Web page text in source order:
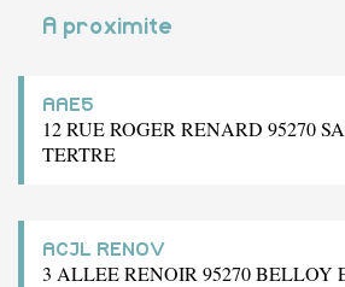
A proximite
AAE5
12 RUE ROGER RENARD 95270
TERTRE
ACJL RENOV
3 ALLEE RENOIR 95270 BELLOY